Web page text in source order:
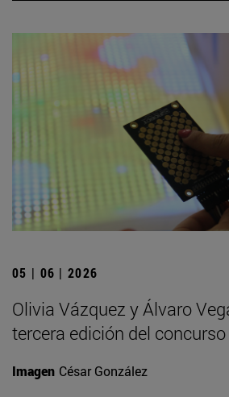
05 | 06 | 2026
Olivia Vázquez y Álvaro
tercera edición del
Imagen César González